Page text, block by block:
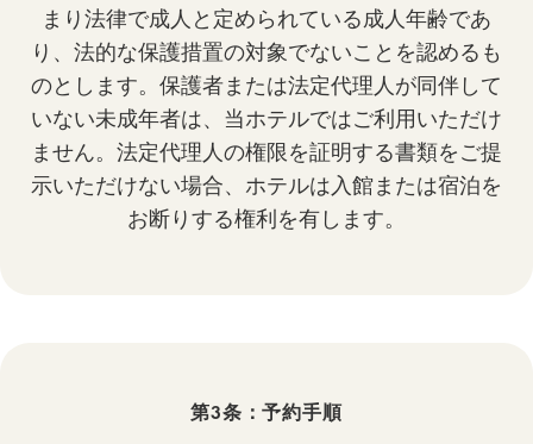
まり法律で成人と定められている成人年齢であ
り、法的な保護措置の対象でないことを認めるも
のとします。保護者または法定代理人が同伴して
いない未成年者は、当ホテルではご利用いただけ
ません。法定代理人の権限を証明する書類をご提
示いただけない場合、ホテルは入館または宿泊を
お断りする権利を有します。
第3条：予約手順